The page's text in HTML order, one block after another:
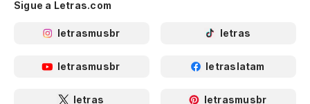
Sigue a Letras.com
letrasmusbr letras
letrasmusbr letraslatam
letras letrasmusbr